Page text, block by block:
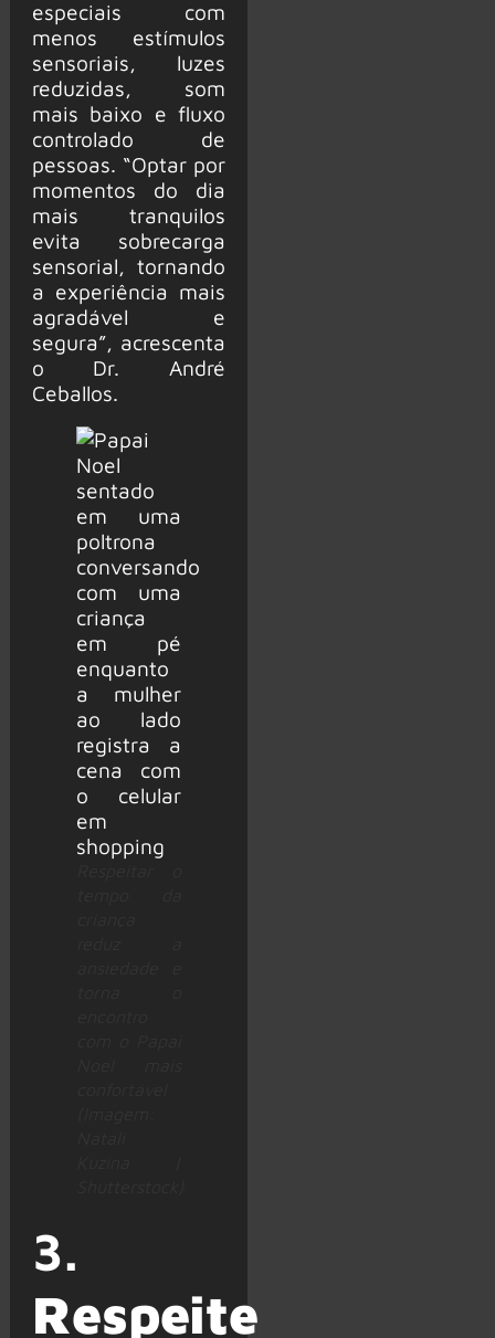
especiais com
menos estímulos
sensoriais, luzes
reduzidas, som
mais baixo e fluxo
controlado de
pessoas. “Optar por
momentos do dia
mais tranquilos
evita sobrecarga
sensorial, tornando
a experiência mais
agradável e
segura”, acrescenta
o Dr. André
Ceballos.
3.
Respeite